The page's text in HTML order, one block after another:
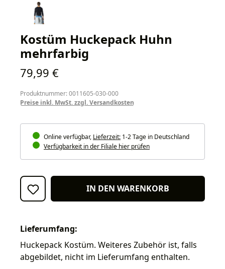
Kostüm Huckepack Huhn
mehrfarbig
Regulärer Preis:
79,99 €
Produktnummer: 0011605-030-000
Preise inkl. MwSt. zzgl. Versandkosten
Online verfügbar, Lieferzeit: 1-2 Tage in Deutschland
Verfügbarkeit in der Filiale hier prüfen
IN DEN WARENKORB
Lieferumfang:
Huckepack Kostüm. Weiteres Zubehör ist, falls
abgebildet, nicht im Lieferumfang enthalten.